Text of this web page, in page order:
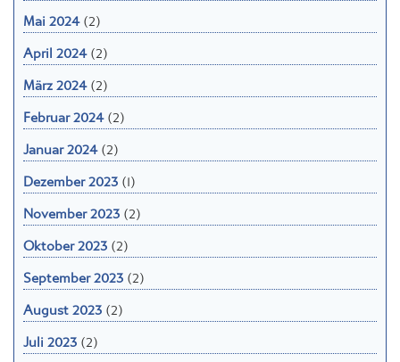
Mai 2024(2)
April 2024(2)
März 2024(2)
Februar 2024(2)
Januar 2024(2)
Dezember 2023(1)
November 2023(2)
Oktober 2023(2)
September 2023(2)
August 2023(2)
Juli 2023(2)